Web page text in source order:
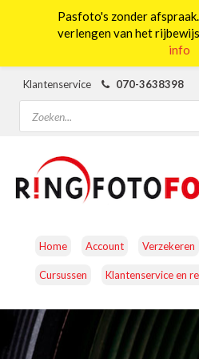
Klantenservice
070-3638398
Producten
zoeken
Home Account Verzekeren
Cursussen Klantenservice en
CAMERA’S OBJECTIEVEN
Pasfoto's zonder
verlengen van het
info